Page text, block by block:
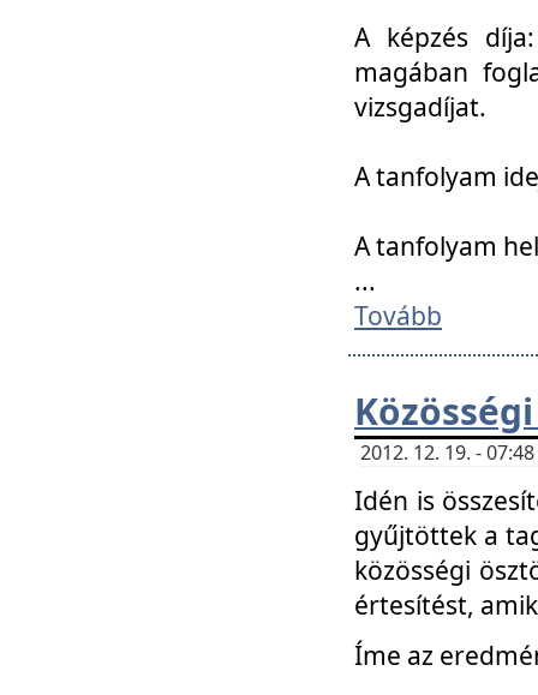
A képzés
magában
vizsgadíjat.
A tanfolyam
A tanfolyam
...
Tovább
2012. 12. 19. -
Idén is
gyűjtöttek a
közösségi
értesítést,
Íme az